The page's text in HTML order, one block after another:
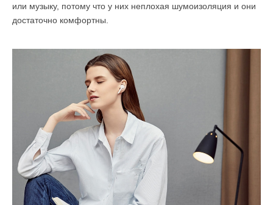
или музыку, потому что у них неплохая шумоизоляция и они
достаточно комфортны.